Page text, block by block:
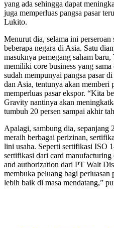
yang ada sehingga dapat
juga memperluas pangsa pasar
Lukito.
Menurut dia, selama ini
beberapa negara di Asia. Satu
masuknya pemegang saham
memiliki core business yang
sudah mempunyai pangsa pasar
dan Asia, tentunya akan memberi
memperluas pasar ekspor. “Kita
Gravity nantinya akan
tumbuh 20 persen sampai akhir
Apalagi, sambung dia, sepanjang
meraih berbagai perizinan,
lini usaha. Seperti sertifikasi ISO
sertifikasi dari card
and authorization dari PT Walt
membuka peluang bagi perluasan
lebih baik di masa mendatang,”